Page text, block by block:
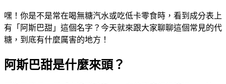
嘿！你是不是常在喝無糖汽水或吃低卡零食時，看到成分表上
有「阿斯巴甜」這個名字？今天就來跟大家聊聊這個常見的代
糖，到底有什麼厲害的地方！
阿斯巴甜是什麼來頭？